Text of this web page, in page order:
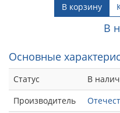
В корзину
В
Основные
Статус
В
Производитель